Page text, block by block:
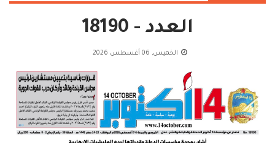
العدد - 18190
الخميس, 06 أغسطس 2026